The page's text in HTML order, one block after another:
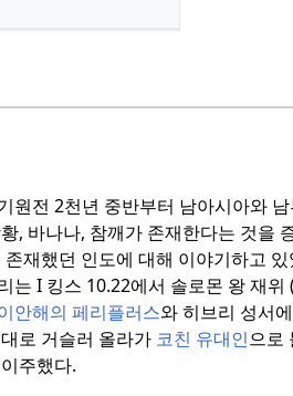
원전 2천년 중반부터 남아시아와
, 바나나, 참깨가 존재한다는 것을
재했던 인도에 대해 이야기하고
는 I 킹스 10.22에서 솔로몬 왕 재
안해의 페리플러스와 히브리 성서
로 거슬러 올라가 코친 유대인으로
주했다.